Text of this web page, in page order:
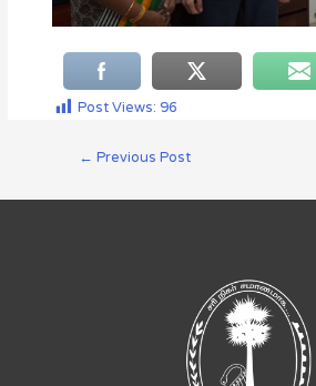
Post Views: 96
← Previous Post